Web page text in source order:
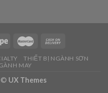
THIẾT BỊ NGÀNH SƠN
MAY
© UX Themes